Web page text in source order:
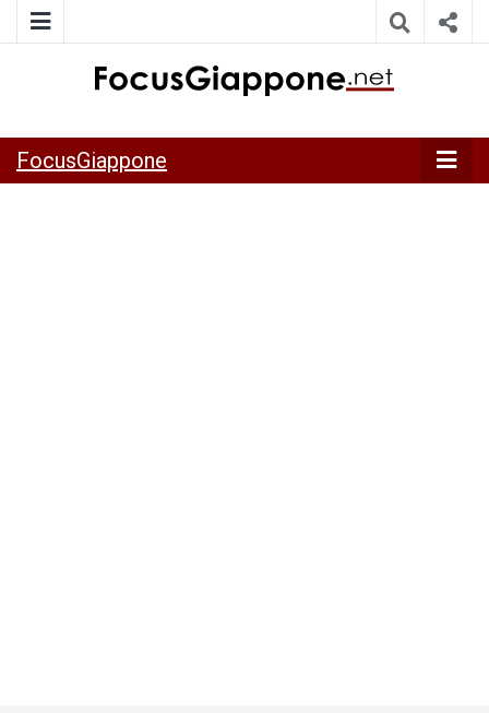
della Japan Italy Economic Federation
FocusGiappone